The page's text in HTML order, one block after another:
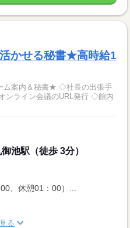
かせる秘書★高時給1
書★ ◇社長の出張手
ンライン会議のURL発行 ◇館内
池駅（徒歩 3分）
、休憩01：00）...
る